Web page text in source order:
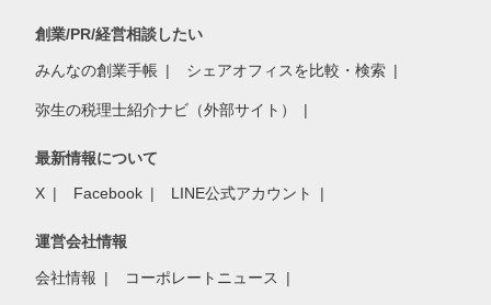
創業/PR/経営相談したい
みんなの創業手帳 シェアオフィスを比較・検索
弥生の税理士紹介ナビ（外部サイト）
最新情報について
X Facebook LINE公式アカウント
運営会社情報
会社情報 コーポレートニュース